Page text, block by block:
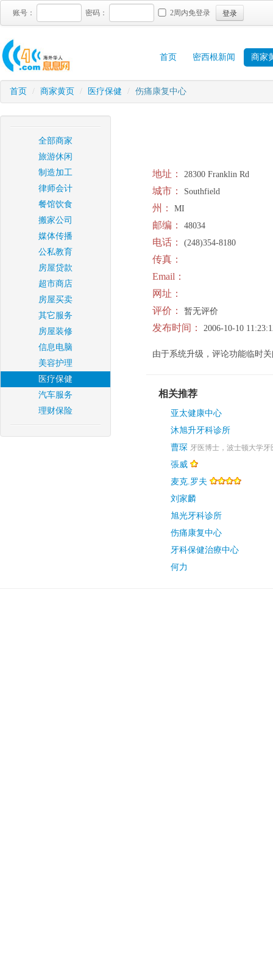
账号： 密码： 2周内免登录 登录
首页 密西根新闻 商家
首页 / 商家黄页 / 医疗保健 / 伤痛康复中心
全部商家
旅游休闲
制造加工
律师会计
餐馆饮食
搬家公司
媒体传播
公私教育
房屋贷款
超市商店
房屋买卖
其它服务
房屋装修
信息电脑
美容护理
医疗保健
汽车服务
理财保险
地址： 28300 Franklin Rd
城市： Southfield
州： MI
邮编： 48034
电话： (248)354-8180
传真：
Email：
网址：
评价：
暂无评价
发布时间： 2006-10-10
由于系统升级，评论功能临时
相关推荐
亚太健康中心
沐旭升牙科诊所
曹琛 牙医博士，波士顿大学牙
張威
麦克.罗夫
刘家麟
旭光牙科诊所
伤痛康复中心
牙科保健治療中心
何力